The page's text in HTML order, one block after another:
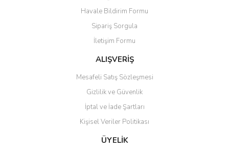
Ürün açıklamasında eksik bilgiler bulunuyor.
Ürün bilgilerinde hatalar bulunuyor.
Ürün fiyatı diğer sitelerden daha pahalı.
Bu ürüne benzer farklı alternatifler olmalı.
Gönder
Havale Bildirim Formu
Sipariş Sorgula
İletişim Formu
ALIŞVERİŞ
Mesafeli Satış Sözleşmesi
Gizlilik ve Güvenlik
İptal ve İade Şartları
Kişisel Veriler Politikası
ÜYELİK